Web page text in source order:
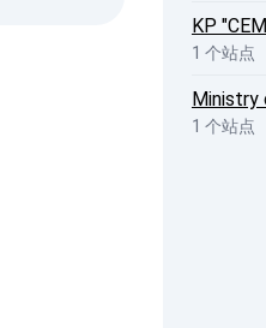
KP
1 个站点
Ministry
1 个站点